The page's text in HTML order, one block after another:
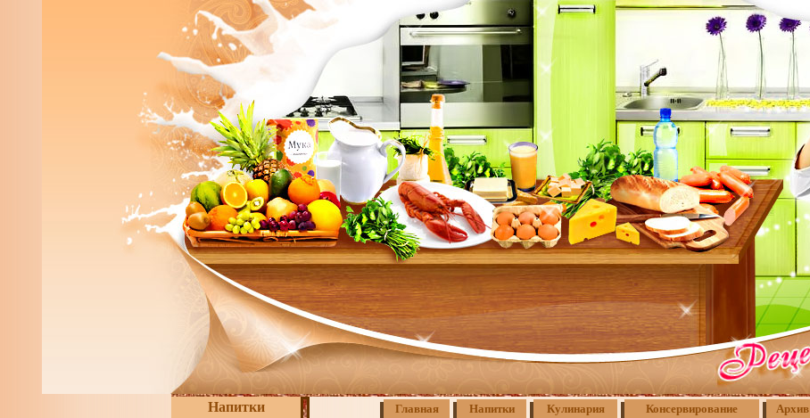
Напитки Главная Напитки Кулинария Консервирование Архив